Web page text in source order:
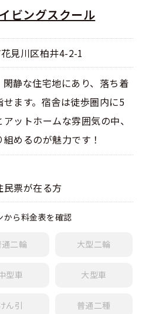
ビングスクール
見川区柏井4-2-1
静な住宅地にあり、落ち着
ます。宿舎は徒歩圏内に5
ットホームな雰囲気の中、
めるのが魅力です！
民票が在る方
ら料金表を確認
二輪 大型二輪
型車 大型車
ん引 普通二種